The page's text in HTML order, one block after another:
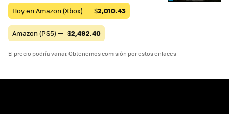
Hoy en Amazon (Xbox) — $2,010.43
Amazon (PS5) — $2,492.40
El precio podría variar. Obtenemos comisión por estos enlaces